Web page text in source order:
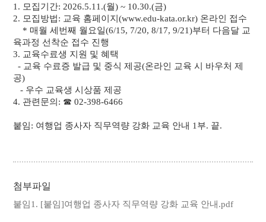
1. 모집기간: 2026.5.11.(월) ~ 10.30.(금)
2. 모집방법: 교육 홈페이지(www.edu-kata.or.kr) 온라인 접수
* 매월 세번째 월요일(6/15, 7/20, 8/17, 9/21)부터 다음달 교
육과정 선착순 접수 진행
3. 교육수료생 지원 및 혜택
- 교육 수료증 발급 및 중식 제공(온라인 교육 시 바우처 제
공)
- 우수 교육생 시상품 제공
4. 관련문의: ☎ 02-398-6466
붙임: 여행업 종사자 직무역량 강화 교육 안내 1부. 끝.
첨부파일
붙임1. [붙임]여행업 종사자 직무역량 강화 교육 안내.pdf